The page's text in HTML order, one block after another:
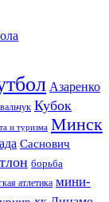
Азаренко
Кубок
и туризма Минск
Саснович
борьба
атлетика мини-